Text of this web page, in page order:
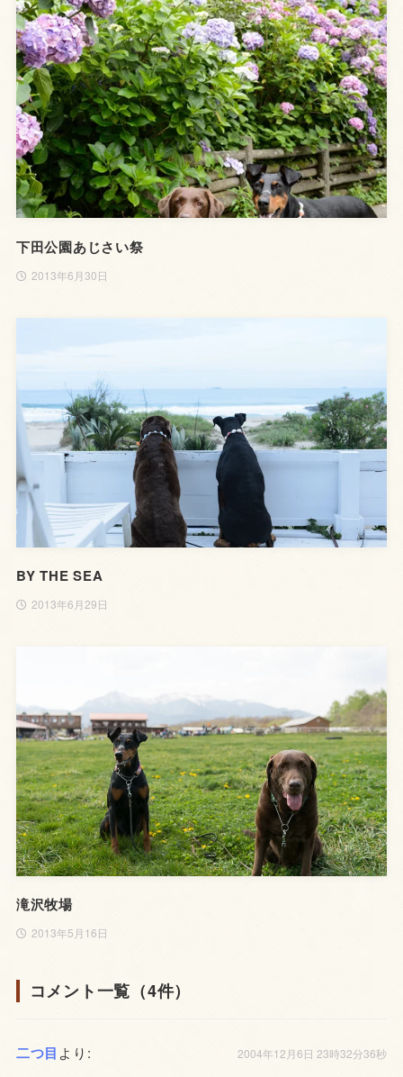
下田公園あじさい祭
2013年6月30日
BY THE SEA
2013年6月29日
滝沢牧場
2013年5月16日
コメント一覧（4件）
二つ目 より: 2004年12月6日 23時32分36秒